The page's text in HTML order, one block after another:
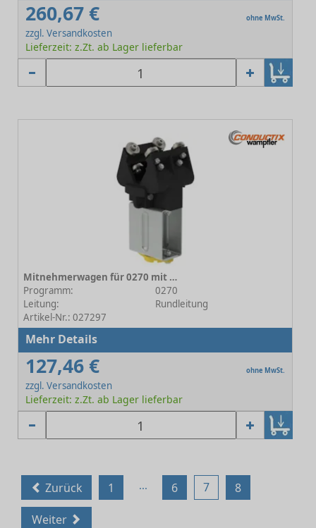
260,67 € ohne MwSt.
zzgl. Versandkosten
Lieferzeit: z.Zt. ab Lager lieferbar
Mitnehmerwagen für 0270 mit Kugelgelenk Standard
Programm:
0270
Leitung:
Rundleitung
Artikel-Nr.: 027297
Mehr Details
127,46 € ohne MwSt.
zzgl. Versandkosten
Lieferzeit: z.Zt. ab Lager lieferbar
Zurück 1 ... 6 7 8
Weiter